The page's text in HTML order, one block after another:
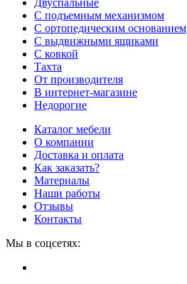
С подъемным механизмом
С ортопедическим основанием
С выдвижными ящиками
С ковкой
Тахта
От производителя
В интернет-магазине
Недорогие
Каталог мебели
О компании
Доставка и оплата
Как заказать?
Материалы
Наши работы
Отзывы
Контакты
Мы в соцсетях: